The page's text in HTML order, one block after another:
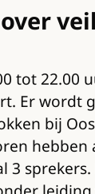
tot
Er wordt
bij
3